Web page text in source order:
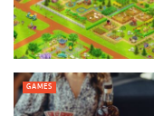
GAMES